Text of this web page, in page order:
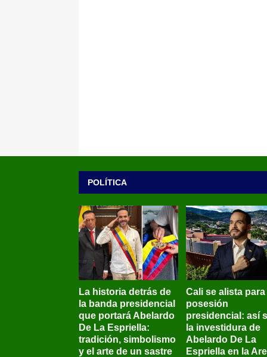
POLÍTICA
La historia detrás de
la banda presidencial
que portará Abelardo
De La Espriella:
tradición, simbolismo
y el arte de un sastre
Cali se alista para
posesión
presidencial: así
la investidura de
Abelardo De La
Espriella en la